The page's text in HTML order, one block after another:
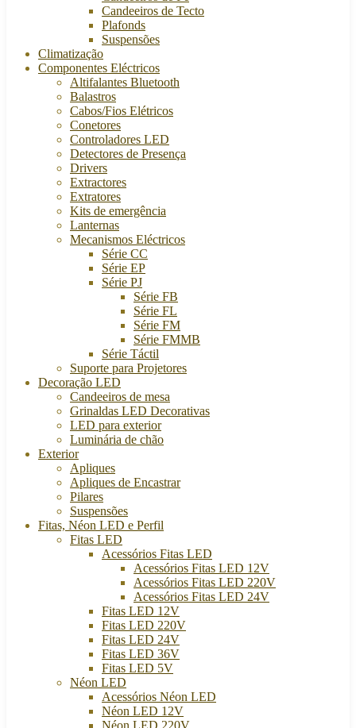
Candeeiros de Tecto
Plafonds
Suspensões
Climatização
Componentes Eléctricos
Altifalantes Bluetooth
Balastros
Cabos/Fios Elétricos
Conetores
Controladores LED
Detectores de Presença
Drivers
Extractores
Extratores
Kits de emergência
Lanternas
Mecanismos Eléctricos
Série CC
Série EP
Série PJ
Série FB
Série FL
Série FM
Série FMMB
Série Táctil
Suporte para Projetores
Decoração LED
Candeeiros de mesa
Grinaldas LED Decorativas
LED para exterior
Luminária de chão
Exterior
Apliques
Apliques de Encastrar
Pilares
Suspensões
Fitas, Néon LED e Perfil
Fitas LED
Acessórios Fitas LED
Acessórios Fitas LED 12V
Acessórios Fitas LED 220V
Acessórios Fitas LED 24V
Fitas LED 12V
Fitas LED 220V
Fitas LED 24V
Fitas LED 36V
Fitas LED 5V
Néon LED
Acessórios Néon LED
Néon LED 12V
Néon LED 220V